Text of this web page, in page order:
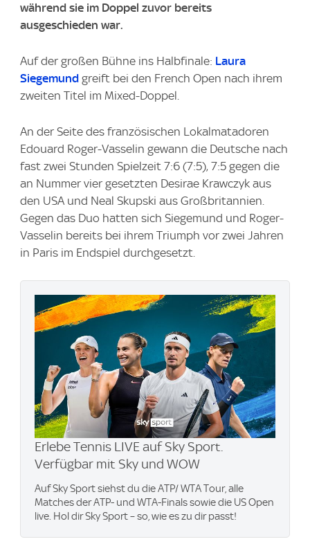
während sie im Doppel zuvor bereits
ausgeschieden war.
Auf der großen Bühne ins Halbfinale: Laura
Siegemund greift bei den French Open nach ihrem
zweiten Titel im Mixed-Doppel.
An der Seite des französischen Lokalmatadoren
Edouard Roger-Vasselin gewann die Deutsche nach
fast zwei Stunden Spielzeit 7:6 (7:5), 7:5 gegen die
an Nummer vier gesetzten Desirae Krawczyk aus
den USA und Neal Skupski aus Großbritannien.
Gegen das Duo hatten sich Siegemund und Roger-
Vasselin bereits bei ihrem Triumph vor zwei Jahren
in Paris im Endspiel durchgesetzt.
Erlebe Tennis LIVE auf Sky Sport.
Verfügbar mit Sky und WOW
Auf Sky Sport siehst du die ATP/ WTA Tour, alle
Matches der ATP- und WTA-Finals sowie die US Open
live. Hol dir Sky Sport – so, wie es zu dir passt!